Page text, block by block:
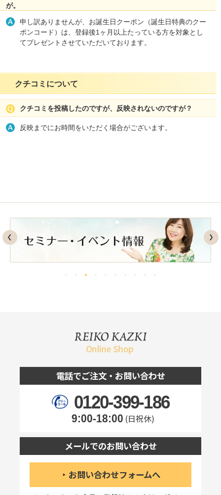
が。
申し訳ありませんが、お誕生日クーポン（誕生日特典のクー
ポンコード）は、登録後1ヶ月以上たっている方を対象とし
てプレゼントさせていただいております。
クチコミについて
クチコミを投稿したのですが、反映されないのですが？
反映までにお時間をいただく場合がございます。
電話でご注文・お問い合わせ
0120-399-186
9:00-18:00 (日祝休)
メールでのお問い合わせ
お問い合わせフォームへ